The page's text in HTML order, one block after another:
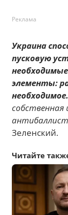
Реклама
Украина
пусковую
элементы:
необходимое.
Зеленский.
Читайте